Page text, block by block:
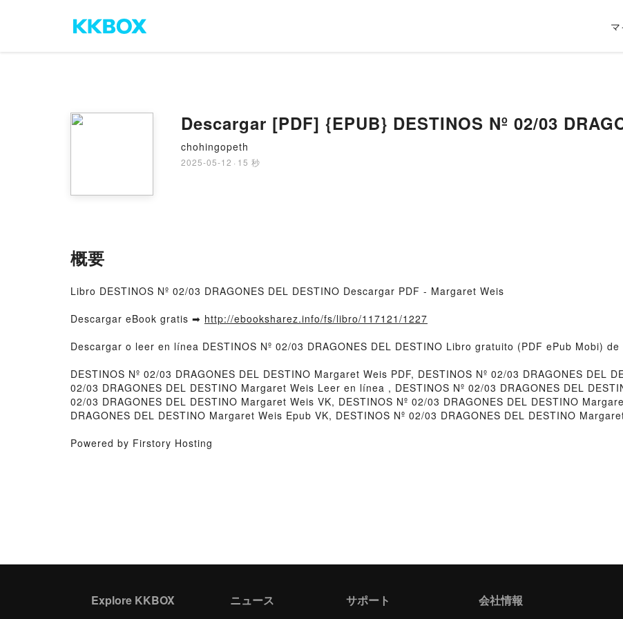
Descargar [PDF] {EPUB} DESTINOS Nº 02/03
chohingopeth
2025-05-12 · 15 秒
概要
Libro DESTINOS Nº 02/03 DRAGONES DEL DESTINO Descargar PDF - Margaret Weis
Descargar eBook gratis ➡ http://ebooksharez.info/fs/libro/117121/1227
Descargar o leer en línea DESTINOS Nº 02/03 DRAGONES DEL DESTINO Libro gratuito (PDF ePub Mobi)
DESTINOS Nº 02/03 DRAGONES DEL DESTINO Margaret Weis PDF, DESTINOS Nº 02/03 DRAGONES DEL
02/03 DRAGONES DEL DESTINO Margaret Weis Leer en línea , DESTINOS Nº 02/03 DRAGONES DEL
02/03 DRAGONES DEL DESTINO Margaret Weis VK, DESTINOS Nº 02/03 DRAGONES DEL DESTINO
DRAGONES DEL DESTINO Margaret Weis Epub VK, DESTINOS Nº 02/03 DRAGONES DEL DESTINO
Powered by Firstory Hosting
Explore KKBOX ニュース サポート 会社情報